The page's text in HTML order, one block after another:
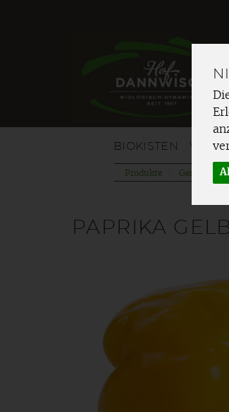
BIOKISTEN VOM
Produkte Gemüse
PAPRIKA GELB